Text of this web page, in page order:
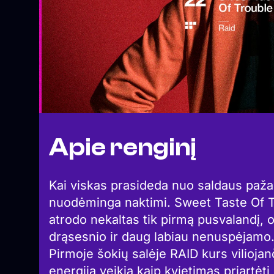
Apie renginį
Kai viskas prasideda nuo saldaus
nuodėminga naktimi. Sweet Taste Of
atrodo nekaltas tik pirmą pusvalandį,
drąsesnio ir daug labiau nenuspėjamo.
Pirmoje šokių salėje RAID kurs